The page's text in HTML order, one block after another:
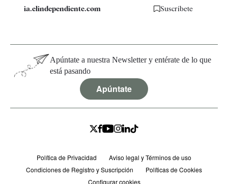
ia.elindependiente.com Suscríbete
Apúntate a nuestra Newsletter y entérate de lo que
está pasando
Apúntate
Política de Privacidad
Aviso legal y Términos de uso
Condiciones de Registro y Suscripción
Políticas de Cookies
Configurar cookies